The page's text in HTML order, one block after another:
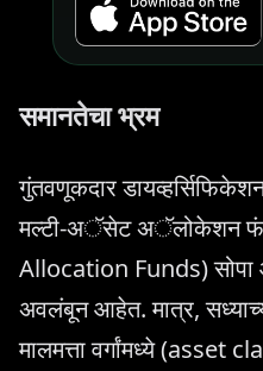
समानतेचा भ्रम
गुंतवणूकदार
मल्टी-अॅसेट अॅलोकेशन
Allocation Funds) सोपा
अवलंबून आहेत. मात्र,
मालमत्ता वर्गांमध्ये (asset